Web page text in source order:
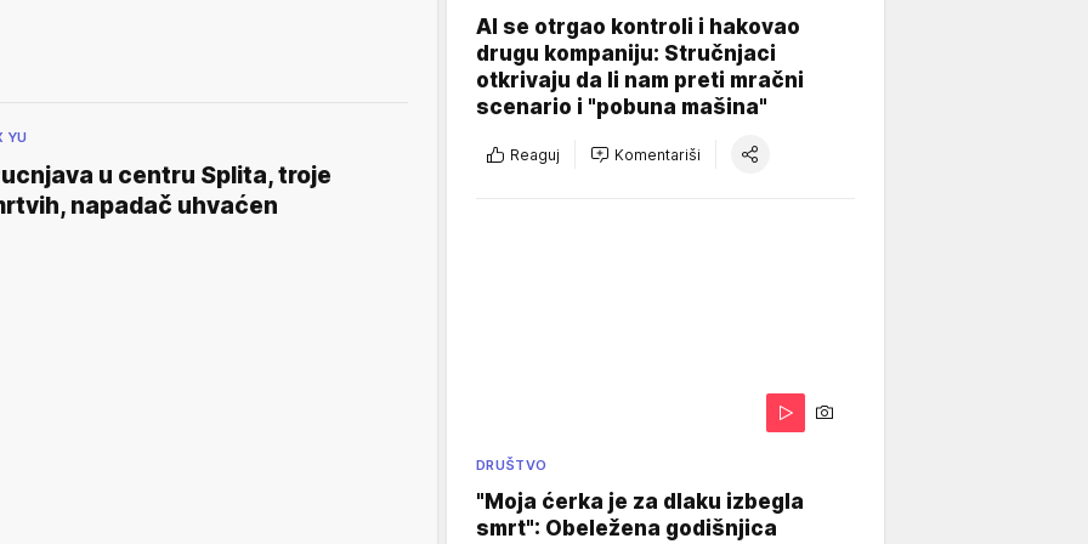
YU
u centru Splita, troje
napadač uhvaćen
AI se otrgao kontroli i hakovao
drugu kompaniju: Stručnjaci
otkrivaju da li nam preti mračni
scenario i "pobuna mašina"
Reaguj Komentariši
DRUŠTVO
"Moja ćerka je za dlaku izbegla
smrt": Obeležena godišnjica